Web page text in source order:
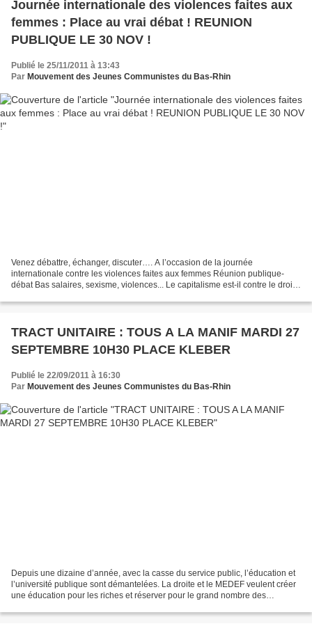
Journée internationale des violences faites aux
femmes : Place au vrai débat ! REUNION
PUBLIQUE LE 30 NOV !
Publié le 25/11/2011 à 13:43
Par Mouvement des Jeunes Communistes du Bas-Rhin
Venez débattre, échanger, discuter…. A l’occasion de la journée
internationale contre les violences faites aux femmes Réunion publique-
débat Bas salaires, sexisme, violences... Le capitalisme est-il contre le droit
TRACT UNITAIRE : TOUS A LA MANIF MARDI 27
SEPTEMBRE 10H30 PLACE KLEBER
Publié le 22/09/2011 à 16:30
Par Mouvement des Jeunes Communistes du Bas-Rhin
Depuis une dizaine d’année, avec la casse du service public, l’éducation et
l’université publique sont démantelées. La droite et le MEDEF veulent créer
une éducation pour les riches et réserver pour le grand nombre des